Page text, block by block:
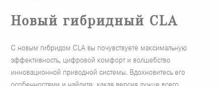
Новый гибридный CLA
С новым гибридом CLA вы почувствуете максимальную
эффективность, цифровой комфорт и волшебство
инновационной приводной системы. Вдохновитесь его